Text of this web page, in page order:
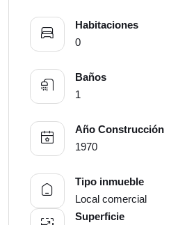
Habitaciones
0
Baños
1
Año Construcción
1970
Tipo inmueble
Local comercial
Superficie